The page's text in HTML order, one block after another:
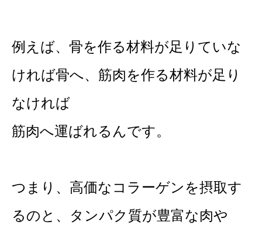
例えば、骨を作る材料が足りていな
ければ骨へ、筋肉を作る材料が足り
なければ
筋肉へ運ばれるんです。
つまり、高価なコラーゲンを摂取す
るのと、タンパク質が豊富な肉や